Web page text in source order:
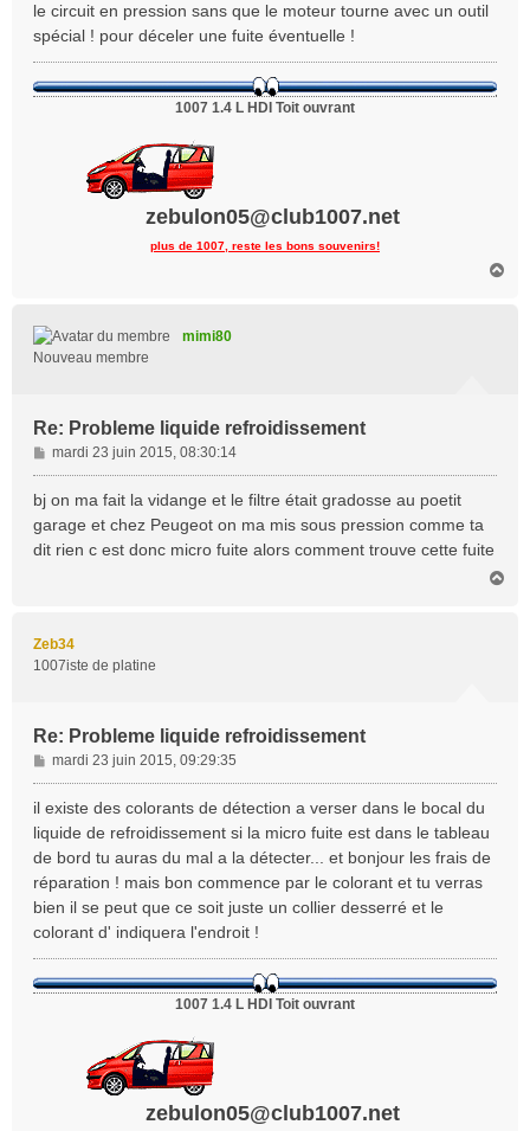
le circuit en pression sans que le moteur tourne avec un outil
spécial ! pour déceler une fuite éventuelle !
1007 1.4 L HDI Toit ouvrant
zebulon05@club1007.net
plus de 1007, reste les bons souvenirs!
mimi80
Nouveau membre
Re: Probleme liquide refroidissement
M
e
s
g
mardi 23 juin 2015, 08:30:14
bj on ma fait la vidange et le filtre était gradosse au poetit
garage et chez Peugeot on ma mis sous pression comme ta
dit rien c est donc micro fuite alors comment trouve cette fuite
Zeb34
1007iste de platine
Re: Probleme liquide refroidissement
M
e
s
a
g
e
mardi 23 juin 2015, 09:29:35
il existe des colorants de détection a verser dans le bocal du
liquide de refroidissement si la micro fuite est dans le tableau
de bord tu auras du mal a la détecter... et bonjour les frais de
réparation ! mais bon commence par le colorant et tu verras
bien il se peut que ce soit juste un collier desserré et le
colorant d' indiquera l'endroit !
1007 1.4 L HDI Toit ouvrant
zebulon05@club1007.net